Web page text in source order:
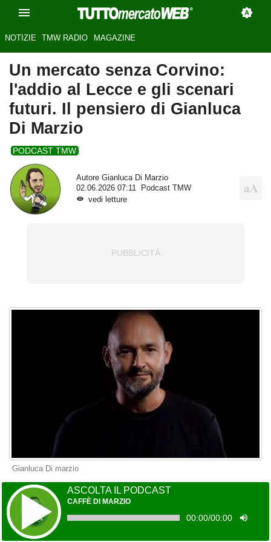
NOTIZIE TMW RADIO MAGAZINE
Un mercato senza Corvino:
l'addio al Lecce e gli scenari
futuri. Il pensiero di Gianluca
Di Marzio
PODCAST TMW
Autore Gianluca Di Marzio
02.06.2026 07:11
Podcast TMW
vedi letture
Gianluca Di marzio
ASCOLTA IL PODCAST
CAFFÈ DI MARZIO
00:00/00:00